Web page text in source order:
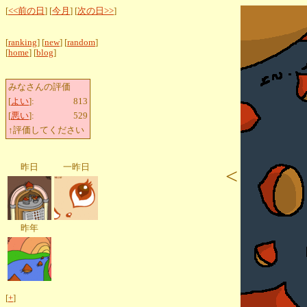
[<<前の日 ] [今月 ] [次の日>>]
[ranking] [new] [random]
[home] [blog]
みなさんの評価
[よい]:
813
[悪い]:
529
↑評価してください
昨日 一昨日
昨年
[+]
<